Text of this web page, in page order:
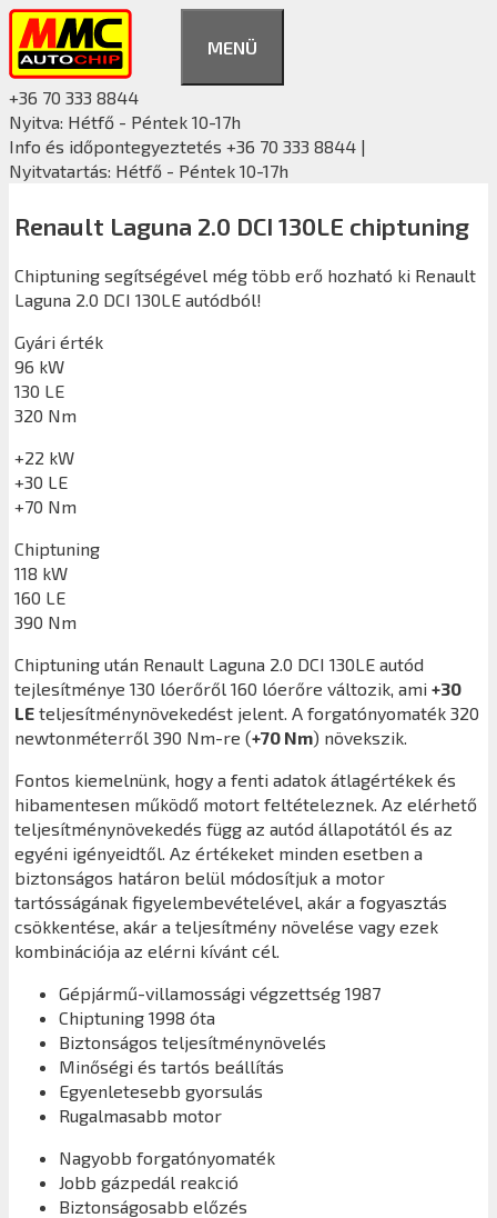
Kilépés
tartalomba
MENÜ
+36 70 333 8844
Nyitva: Hétfő - Péntek 10-17h
Info és időpontegyeztetés +36 70 333 8844 |
Nyitvatartás: Hétfő - Péntek 10-17h
Renault Laguna 2.0 DCI 130LE chiptuning
Chiptuning segítségével még több erő hozható ki Renault
Laguna 2.0 DCI 130LE autódból!
Gyári érték
96 kW
130 LE
320 Nm
+22 kW
+30 LE
+70 Nm
Chiptuning
118 kW
160 LE
390 Nm
Chiptuning után Renault Laguna 2.0 DCI 130LE autód
tejlesítménye 130 lóerőről 160 lóerőre változik, ami +30
LE teljesítménynövekedést jelent. A forgatónyomaték 320
newtonméterről 390 Nm-re (+70 Nm) növekszik.
Fontos kiemelnünk, hogy a fenti adatok átlagértékek és
hibamentesen működő motort feltételeznek. Az elérhető
teljesítménynövekedés függ az autód állapotától és az
egyéni igényeidtől. Az értékeket minden esetben a
biztonságos határon belül módosítjuk a motor
tartósságának figyelembevételével, akár a fogyasztás
csökkentése, akár a teljesítmény növelése vagy ezek
kombinációja az elérni kívánt cél.
Gépjármű-villamossági végzettség 1987
Chiptuning 1998 óta
Biztonságos teljesítménynövelés
Minőségi és tartós beállítás
Egyenletesebb gyorsulás
Rugalmasabb motor
Nagyobb forgatónyomaték
Jobb gázpedál reakció
Biztonságosabb előzés